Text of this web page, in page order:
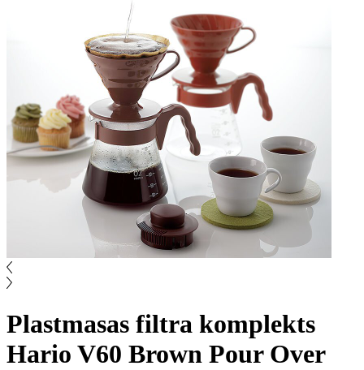
Plastmasas filtra komplekts
Hario V60 Brown Pour Over